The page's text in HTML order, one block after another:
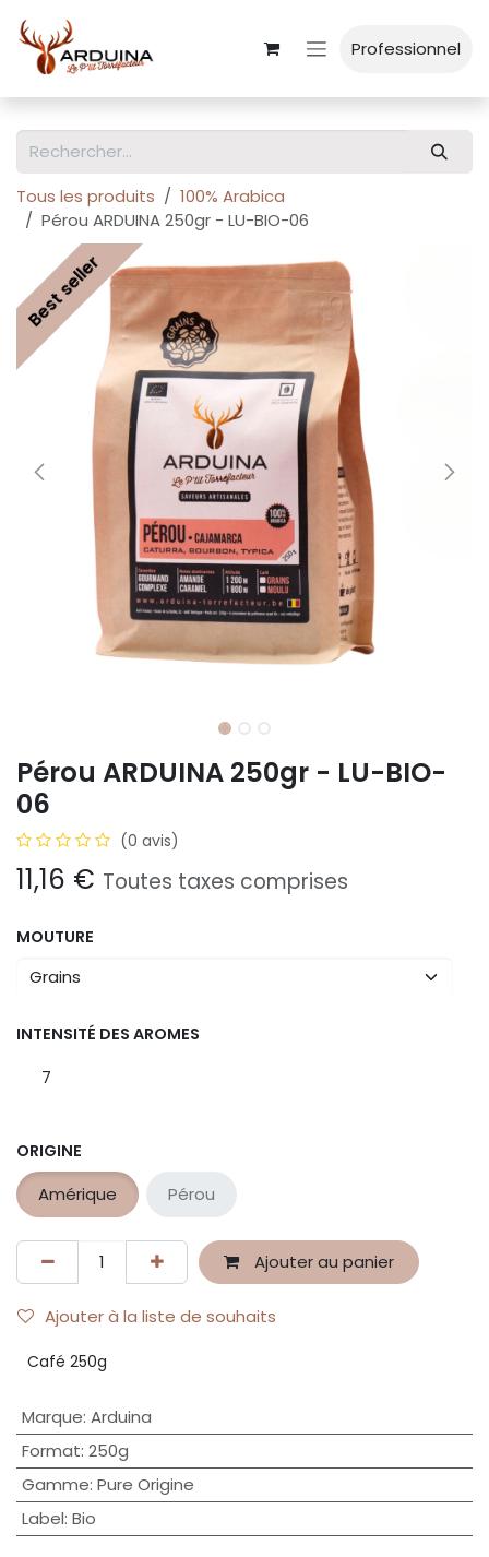
Professionnel
Tous les produits
100% Arabica
Pérou ARDUINA 250gr - LU-BIO-06
Best seller
Pérou ARDUINA 250gr - LU-BIO-
06
(0 avis)
11,16 € Toutes taxes comprises
MOUTURE
INTENSITÉ DES AROMES
7
ORIGINE
Amérique Pérou
Ajouter au panier
Ajouter à la liste de souhaits
Café 250g
Marque: Arduina
Format: 250g
Gamme: Pure Origine
Label: Bio